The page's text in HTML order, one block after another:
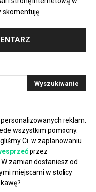
skomentuję.
reklam.
wszystkim pomocny.
Ci w zaplanowaniu
przez
zamian dostaniesz od
miejscami w stolicy